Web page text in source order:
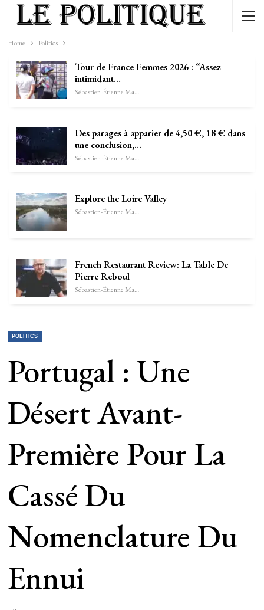
Home Politics
Tour de France Femmes 2026 : “Assez
intimidant…
Sébastien-Étienne Marechal
Des parages à apparier de 4,50 €, 18 € dans
une conclusion,…
Sébastien-Étienne Marechal
Explore the Loire Valley
Sébastien-Étienne Marechal
French Restaurant Review: La Table De
Pierre Reboul
Sébastien-Étienne Marechal
POLITICS
Portugal : Une
Désert Avant-
Première Pour La
Cassé Du
Nomenclature Du
Ennui